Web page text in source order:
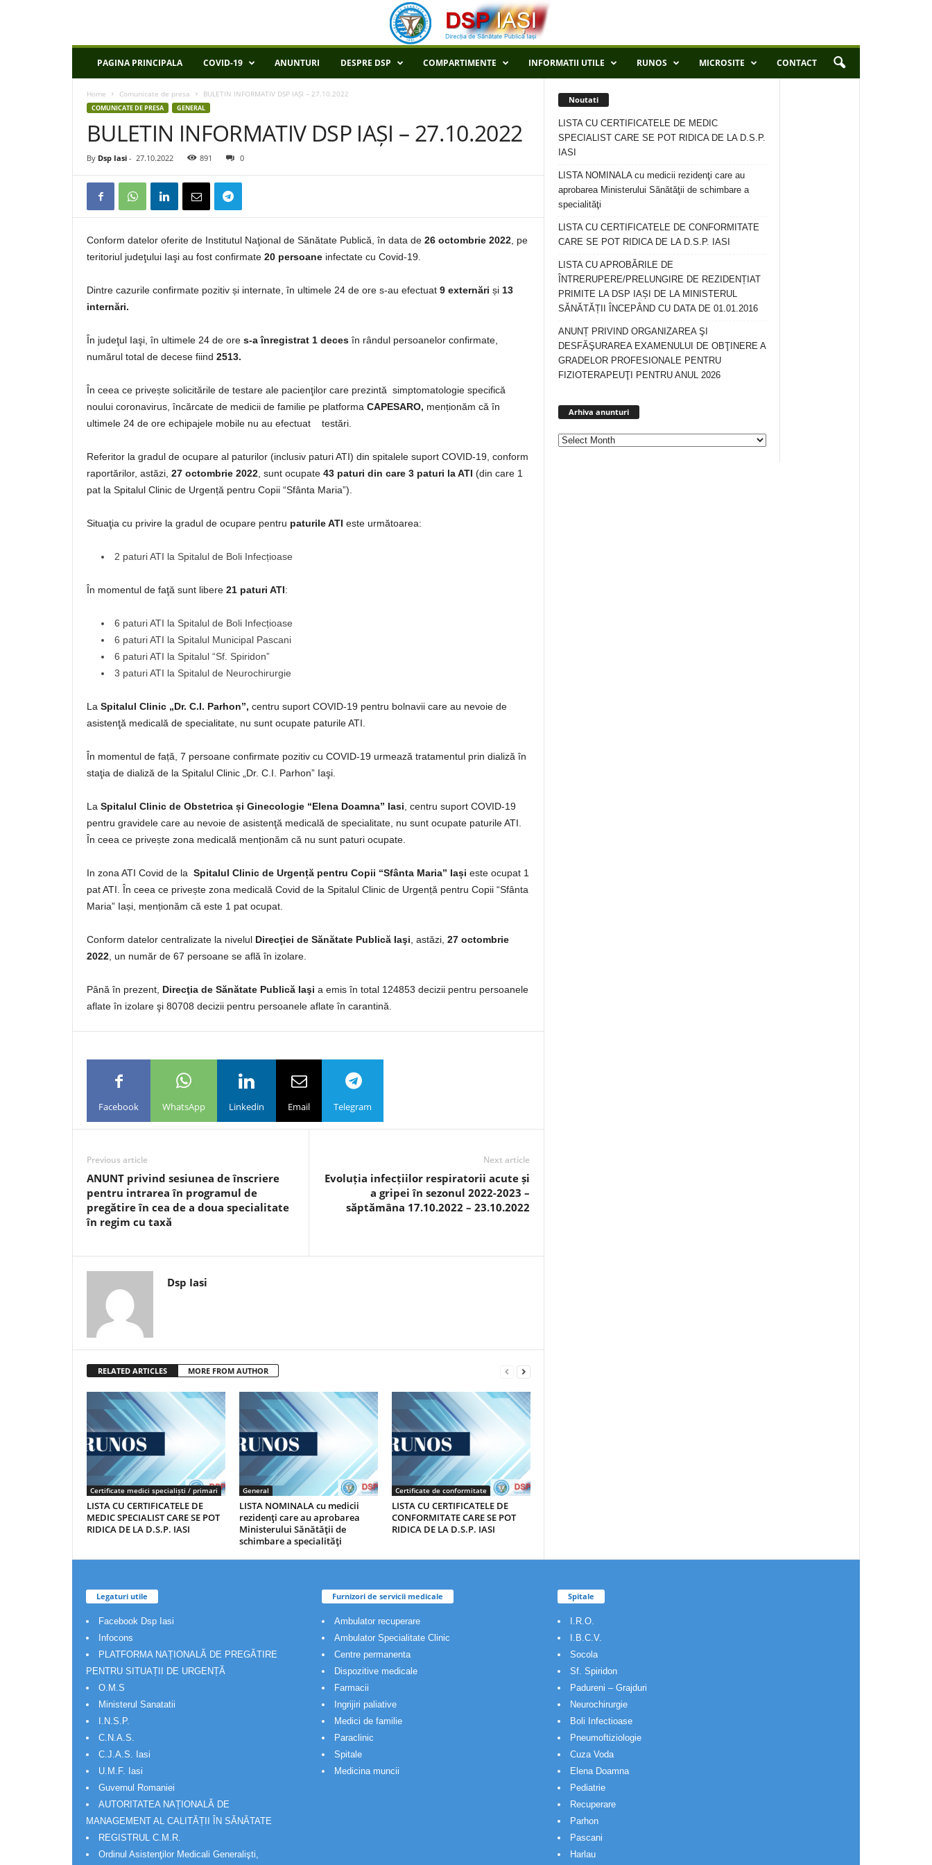
P
PAGINA PRINCIPALA COVID-19 ANUNTURI DESPRE DSP COMPARTIMENTE INFORMATII UTILE RUNOS MICROSITE CONTACT
Home Comunicate de presa BULETIN INFORMATIV DSP IAȘI – 27.10.2022
COMUNICATE DE PRESA GENERAL
BULETIN INFORMATIV DSP IAȘI – 27.10.2022
By Dsp Iasi - 27.10.2022 891 0
Conform datelor oferite de Institutul Naţional de Sănătate Publică, în data de 26 octombrie 2022 , pe
teritoriul judeţului Iaşi au fost confirmate 20 persoane infectate cu Covid-19.
Dintre cazurile confirmate pozitiv și internate, în ultimele 24 de ore s-au efectuat 9 externări și 13
internări.
În judeţul Iaşi, în ultimele 24 de ore s-a înregistrat 1 deces în rândul persoanelor confirmate,
numărul total de decese fiind 2513.
În ceea ce privește solicitările de testare ale pacienţilor care prezintă simptomatologie specifică
noului coronavirus, încărcate de medicii de familie pe platforma CAPESARO, menționăm că în
ultimele 24 de ore echipajele mobile nu au efectuat testări.
Referitor la gradul de ocupare al paturilor (inclusiv paturi ATI) din spitalele suport COVID-19, conform
raportărilor, astăzi, 27 octombrie 2022 , sunt ocupate 43 paturi din care 3 paturi la ATI (din care 1
pat la Spitalul Clinic de Urgență pentru Copii “Sfânta Maria”).
Situaţia cu privire la gradul de ocupare pentru paturile ATI este următoarea:
2 paturi ATI la Spitalul de Boli Infecțioase
În momentul de faţă sunt libere 21 paturi ATI:
6 paturi ATI la Spitalul de Boli Infecțioase
6 paturi ATI la Spitalul Municipal Pascani
6 paturi ATI la Spitalul “Sf. Spiridon”
3 paturi ATI la Spitalul de Neurochirurgie
La Spitalul Clinic „Dr. C.I. Parhon”, centru suport COVID-19 pentru bolnavii care au nevoie de
asistenţă medicală de specialitate, nu sunt ocupate paturile ATI.
În momentul de față, 7 persoane confirmate pozitiv cu COVID-19 urmează tratamentul prin dializă în
staţia de dializă de la Spitalul Clinic „Dr. C.I. Parhon” Iaşi.
La Spitalul Clinic de Obstetrica și Ginecologie “Elena Doamna” Iasi , centru suport COVID-19
pentru gravidele care au nevoie de asistenţă medicală de specialitate, nu sunt ocupate paturile ATI.
În ceea ce privește zona medicală menționăm că nu sunt paturi ocupate.
In zona ATI Covid de la Spitalul Clinic de Urgență pentru Copii “Sfânta Maria” Iași este ocupat 1
pat ATI. În ceea ce privește zona medicală Covid de la Spitalul Clinic de Urgență pentru Copii “Sfânta
Maria” Iași, menționăm că este 1 pat ocupat.
Conform datelor centralizate la nivelul Direcţiei de Sănătate Publică Iaşi , astăzi, 27 octombrie
2022 , un număr de 67 persoane se află în izolare.
Până în prezent, Direcţia de Sănătate Publică Iaşi a emis în total 124853 decizii pentru persoanele
aflate în izolare şi 80708 decizii pentru persoanele aflate în carantină.
Facebook WhatsApp Linkedin Email Telegram
Previous article
ANUNT privind sesiunea de înscriere
pentru intrarea în programul de
pregătire în cea de a doua specialitate
în regim cu taxă
Next article
Evoluția infecțiilor respiratorii acute și
a gripei în sezonul 2022-2023 –
săptămâna 17.10.2022 – 23.10.2022
Dsp Iasi
RELATED ARTICLES MORE FROM AUTHOR
Certificate medici specialiști / primari
LISTA CU CERTIFICATELE DE
MEDIC SPECIALIST CARE SE POT
RIDICA DE LA D.S.P. IASI
General
LISTA NOMINALA cu medicii
rezidenţi care au aprobarea
Ministerului Sănătăţii de
schimbare a specialităţi
Certificate de conformitate
LISTA CU CERTIFICATELE DE
CONFORMITATE CARE SE POT
RIDICA DE LA D.S.P. IASI
Noutati
LISTA CU CERTIFICATELE DE MEDIC
SPECIALIST CARE SE POT RIDICA DE LA D.S.P.
IASI
LISTA NOMINALA cu medicii rezidenţi care au
aprobarea Ministerului Sănătăţii de schimbare a
specialităţi
LISTA CU CERTIFICATELE DE CONFORMITATE
CARE SE POT RIDICA DE LA D.S.P. IASI
LISTA CU APROBĂRILE DE
ÎNTRERUPERE/PRELUNGIRE DE REZIDENȚIAT
PRIMITE LA DSP IAȘI DE LA MINISTERUL
SĂNĂTĂȚII ÎNCEPÂND CU DATA DE 01.01.2016
ANUNȚ PRIVIND ORGANIZAREA ŞI
DESFĂŞURAREA EXAMENULUI DE OBŢINERE A
GRADELOR PROFESIONALE PENTRU
FIZIOTERAPEUŢI PENTRU ANUL 2026
Arhiva anunturi
Legaturi utile
Facebook Dsp Iasi
Infocons
PLATFORMA NAȚIONALĂ DE PREGĂTIRE
PENTRU SITUAȚII DE URGENȚĂ
O.M.S
Ministerul Sanatatii
I.N.S.P.
C.N.A.S.
C.J.A.S. Iasi
U.M.F. Iasi
Guvernul Romaniei
AUTORITATEA NAȚIONALĂ DE
MANAGEMENT AL CALITĂȚII ÎN SĂNĂTATE
REGISTRUL C.M.R.
Ordinul Asistenţilor Medicali Generalişti,
Furnizori de servicii medicale
Ambulator recuperare
Ambulator Specialitate Clinic
Centre permanenta
Dispozitive medicale
Farmacii
Ingrijiri paliative
Medici de familie
Paraclinic
Spitale
Medicina muncii
Spitale
I.R.O.
I.B.C.V.
Socola
Sf. Spiridon
Padureni – Grajduri
Neurochirurgie
Boli Infectioase
Pneumoftiziologie
Cuza Voda
Elena Doamna
Pediatrie
Recuperare
Parhon
Pascani
Harlau